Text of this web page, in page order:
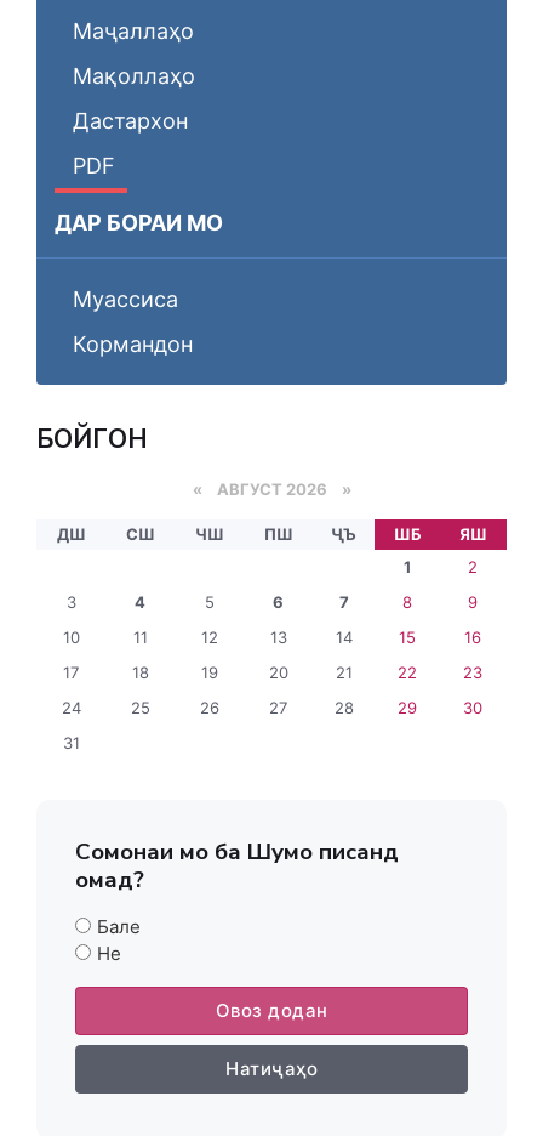
Маҷаллаҳо
Мақоллаҳо
Дастархон
PDF
ДАР БОРАИ МО
Муассиса
Кормандон
БОЙГОНӢ
« АВГУСТ 2026 »
ДШ СШ ЧШ ПШ ҶЪ ШБ
ЯШ
1
2
3
4 5 6 7 8
9
10
11 12 13 14 15
16
17
18 19 20 21 22
23
24
25 26 27 28 29
30
31
Сомонаи мо ба Шумо писанд
омад?
Бале
Не
Овоз додан
Натиҷаҳо